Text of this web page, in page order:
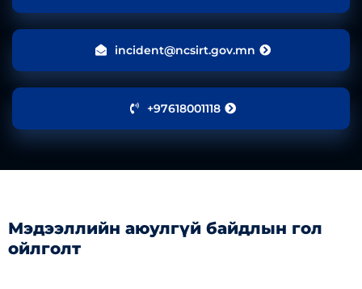
incident@ncsirt.gov.mn
+97618001118
Мэдээллийн аюулгүй байдлын гол
ойлголт